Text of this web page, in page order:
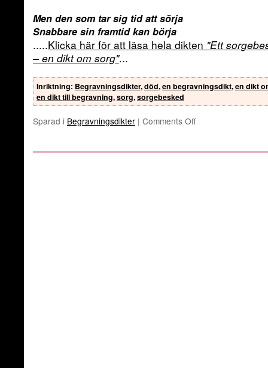
Men den som tar sig tid att sörja
Snabbare sin framtid kan börja
.....Klicka här för att läsa hela dikten "Ett
– en dikt om sorg"...
Inriktning: Begravningsdikter,död,en begravningsdikt,en dikt
en dikt till begravning,sorg,sorgebesked
Sparad i Begravningsdikter | Comments Off